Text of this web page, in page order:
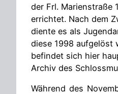
der Frl. Marienstraße
errichtet. Nach dem
diente es als
diese 1998 aufgelöst
befindet sich hier
Archiv des
Während des